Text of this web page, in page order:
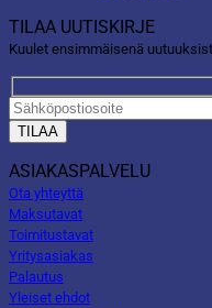
TILAA UUTISKIRJE
Kuulet ensimmäisenä
ASIAKASPALVELU
Ota yhteyttä
Maksutavat
Toimitustavat
Yritysasiakas
Palautus
Yleiset ehdot